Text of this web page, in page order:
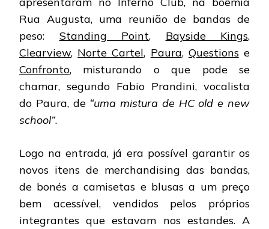
Rua Augusta, uma reunião de bandas de
peso: Standing Point, Bayside Kings,
Clearview, Norte Cartel, Paura, Questionse
Confronto, misturando o que pode se
chamar, segundo Fabio Prandini, vocalista
do Paura, de “uma mistura de HC old e new
school”.
Logo na entrada, já era possível garantir os
novos itens de merchandising das bandas,
de bonés a camisetas e blusas a um preço
bem acessível, vendidos pelos próprios
integrantes que estavam nos estandes. A